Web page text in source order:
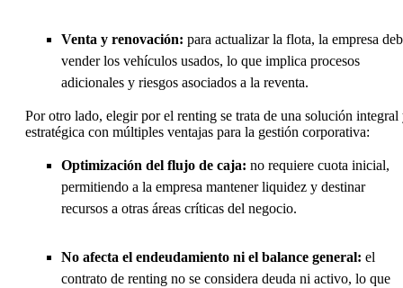
Venta y renovación: para actualizar la flota, la empresa
vender los vehículos usados, lo que implica procesos
adicionales y riesgos asociados a la reventa.
Por otro lado, elegir por el renting se trata de una solución integral
estratégica con múltiples ventajas para la gestión corporativa:
Optimización del flujo de caja: no requiere cuota inicial,
permitiendo a la empresa mantener liquidez y destinar
recursos a otras áreas críticas del negocio.
No afecta el endeudamiento ni el balance general: el
contrato de renting no se considera deuda ni activo, lo que